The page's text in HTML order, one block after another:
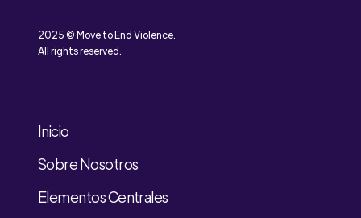
2025 © Move to End Violence.
All rights reserved.
Inicio
Sobre Nosotros
Elementos Centrales